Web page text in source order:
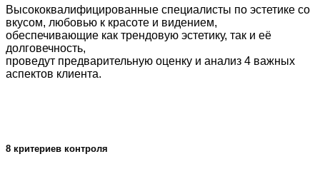
Высококвалифицированные специалисты по эстетике со
вкусом, любовью к красоте и видением,
обеспечивающие как трендовую эстетику, так и её
долговечность,
проведут предварительную оценку и анализ 4 важных
аспектов клиента.
8 критериев контроля